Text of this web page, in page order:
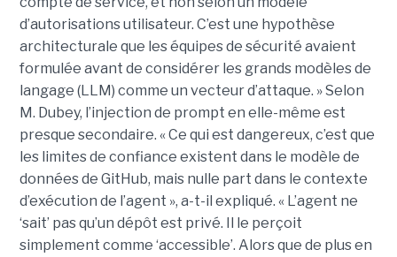
d’autorisations utilisateur. C’est une hypothèse
architecturale que les équipes de sécurité avaient
formulée avant de considérer les grands modèles de
langage (LLM) comme un vecteur d’attaque. » Selon
M. Dubey, l’injection de prompt en elle-même est
presque secondaire. « Ce qui est dangereux, c’est que
les limites de confiance existent dans le modèle de
données de GitHub, mais nulle part dans le contexte
d’exécution de l’agent », a-t-il expliqué. « L’agent ne
‘sait’ pas qu’un dépôt est privé. Il le perçoit
simplement comme ‘accessible’. Alors que de plus en